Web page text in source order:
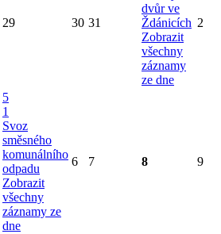
29 30 31
dvůr ve
Ždánicích
Zobrazit
všechny
záznamy
ze dne
2
5
1
Svoz
směsného
komunálního
odpadu
Zobrazit
všechny
záznamy ze
dne
6 7 8 9